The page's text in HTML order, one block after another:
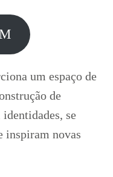
um espaço de
de
se
inspiram novas